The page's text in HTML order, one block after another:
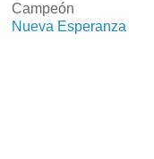
Campeón
Nueva Esperanza